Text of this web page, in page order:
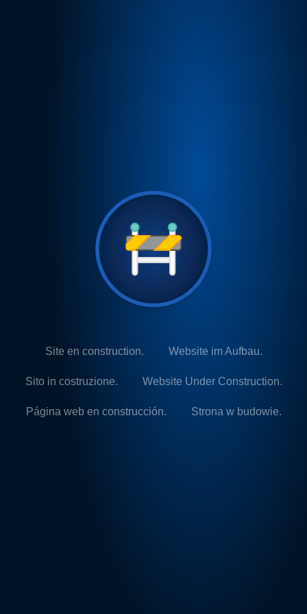
Site en construction. Website im Aufbau.
Sito in costruzione. Website Under Construction.
Página web en construcción. Strona w budowie.